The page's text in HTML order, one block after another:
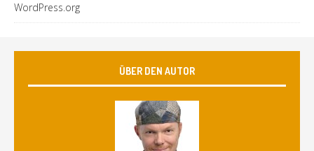
WordPress.org
ÜBER DEN AUTOR